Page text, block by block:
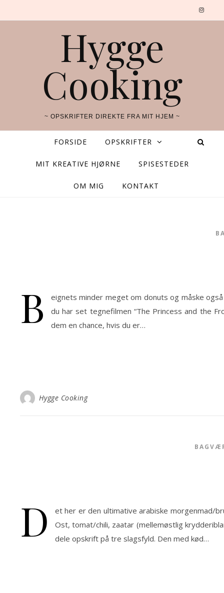
Hygge
Cooking
~ OPSKRIFTER DIREKTE FRA MIT HJEM ~
FORSIDE OPSKRIFTER
MIT KREATIVE HJØRNE SPISESTEDER
OM MIG KONTAKT
B
eignets minder meget om donuts og måske
du har set tegnefilmen “The Princess and the
dem en chance, hvis du er…
Hygge Cooking
D
et her er den ultimative arabiske morgenmad/
Ost, tomat/chili, zaatar (mellemøstlig
dele opskrift på tre slagsfyld. Den med kød…